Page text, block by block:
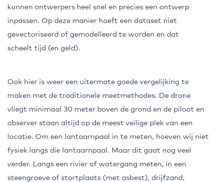
kunnen ontwerpers heel snel en precies een ontwerp
inpassen. Op deze manier hoeft een dataset niet
gevectoriseerd of gemodelleerd te worden en dat
scheelt tijd (en geld).
Ook hier is weer een uitermate goede vergelijking te
maken met de traditionele meetmethodes. De drone
vliegt minimaal 30 meter boven de grond en de piloot en
observer staan altijd op de meest veilige plek van een
locatie. Om een lantaarnpaal in te meten, hoeven wij niet
fysiek langs die lantaarnpaal. Maar dit gaat nog veel
verder. Langs een rivier of watergang meten, in een
steengroeve of stortplaats (met asbest), drijfzand,